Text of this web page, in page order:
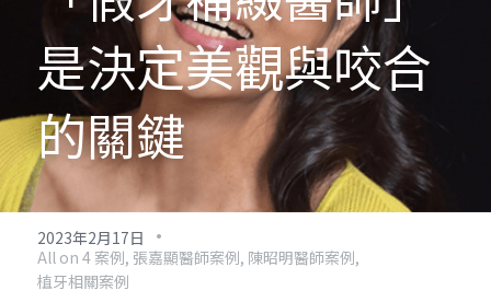
數位導引植牙
是決定美觀與咬合
的關鍵
2023年2月17日 ·
All on 4 案例, 張嘉顯醫師案例, 陳昭明醫師案例,
植牙相關案例